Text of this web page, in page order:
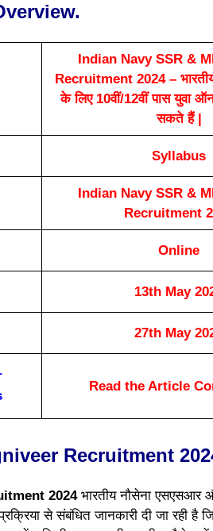
Indian Navy SSR &
Recruitment 2024 – भारतीय
के लिए 10वीं/12वीं पास युवा
सकते हैं |
Syllabus
Indian Navy SSR &
Recruitment
Online
13th May
27th May
Read the Article
Recruitment
2024 भारतीय नौसेना एसएसआर
से संबंधित जानकारी दी जा रही है